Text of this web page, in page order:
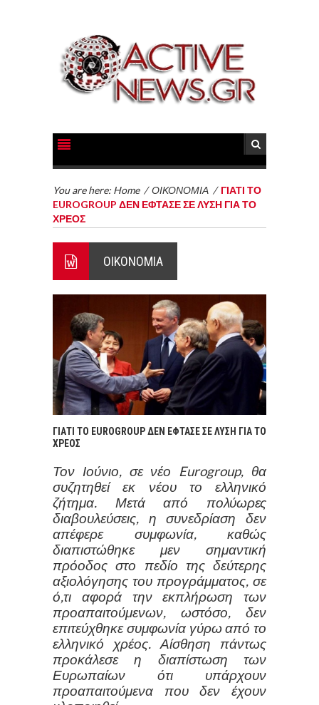
You are here: Home /ΟΙΚΟΝΟΜΙΑ / ΓΙΑΤΙ ΤΟ
EUROGROUP ΔΕΝ ΕΦΤΑΣΕ ΣΕ ΛΥΣΗ ΓΙΑ ΤΟ
ΧΡΕΟΣ
ΟΙΚΟΝΟΜΙΑ
ΓΙΑΤΙ ΤΟ EUROGROUP ΔΕΝ ΕΦΤΑΣΕ ΣΕ ΛΥΣΗ ΓΙΑ ΤΟ
ΧΡΕΟΣ
Τον Ιούνιο, σε νέο Eurogroup, θα
συζητηθεί εκ νέου το ελληνικό
ζήτημα. Μετά από πολύωρες
διαβουλεύσεις, η συνεδρίαση δεν
απέφερε συμφωνία, καθώς
διαπιστώθηκε μεν σημαντική
πρόοδος στο πεδίο της δεύτερης
αξιολόγησης του προγράμματος, σε
ό,τι αφορά την εκπλήρωση των
προαπαιτούμενων, ωστόσο, δεν
επιτεύχθηκε συμφωνία γύρω από το
ελληνικό χρέος. Αίσθηση πάντως
προκάλεσε η διαπίστωση των
Ευρωπαίων ότι υπάρχουν
προαπαιτούμενα που δεν έχουν